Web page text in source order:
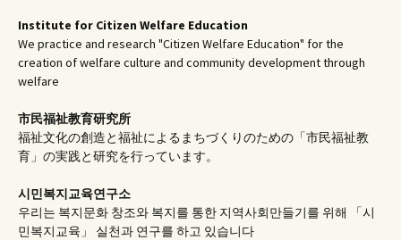
Institute for Citizen Welfare Education
We practice and research "Citizen Welfare Education" for the
creation of welfare culture and community development through
welfare
市民福祉教育研究所
福祉文化の創造と福祉によるまちづくりのための「市民福祉教
育」の実践と研究を行っています。
시민복지교육연구소
우리는 복지문화 창조와 복지를 통한 지역사회만들기를 위해 「시
민복지교육」 실천과 연구를 하고 있습니다